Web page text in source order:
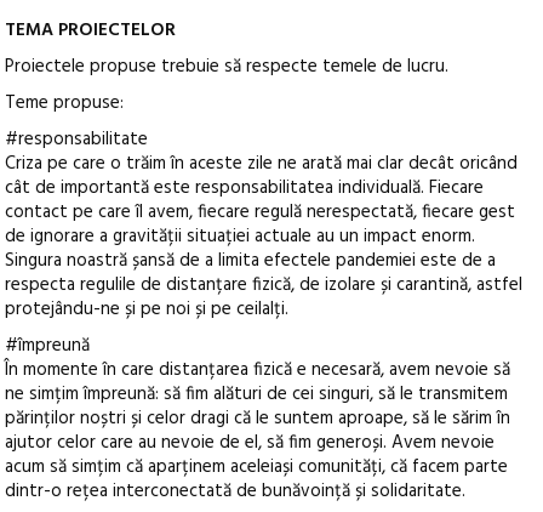
TEMA PROIECTELOR
Proiectele propuse trebuie să respecte temele de lucru.
Teme propuse:
#responsabilitate
Criza pe care o trăim în aceste zile ne arată mai clar decât oricând
cât de importantă este responsabilitatea individuală. Fiecare
contact pe care îl avem, fiecare regulă nerespectată, fiecare gest
de ignorare a gravității situației actuale au un impact enorm.
Singura noastră șansă de a limita efectele pandemiei este de a
respecta regulile de distanțare fizică, de izolare și carantină, astfel
protejându-ne și pe noi și pe ceilalți.
#împreună
În momente în care distanțarea fizică e necesară, avem nevoie să
ne simțim împreună: să fim alături de cei singuri, să le transmitem
părinților noștri și celor dragi că le suntem aproape, să le sărim în
ajutor celor care au nevoie de el, să fim generoși. Avem nevoie
acum să simțim că aparținem aceleiași comunități, că facem parte
dintr-o rețea interconectată de bunăvoință și solidaritate.